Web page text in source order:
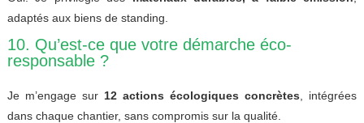
adaptés aux biens de standing.
10. Qu’est-ce que votre démarche éco-
responsable ?
Je m’engage sur 12 actions écologiques concrètes , intégrées
dans chaque chantier, sans compromis sur la qualité.